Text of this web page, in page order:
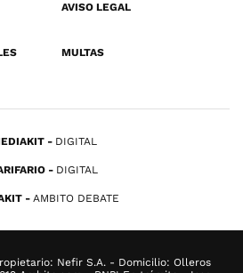
AVISO LEGAL
MULTAS
DIGITAL
DIGITAL
AMBITO DEBATE
Nefir S.A. - Domicilio: Olleros